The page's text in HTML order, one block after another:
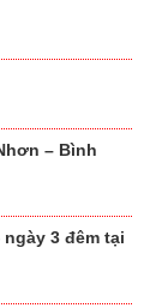
– Bình
3 đêm tại